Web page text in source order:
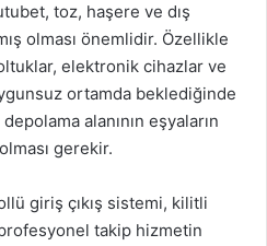
toz, haşere ve dış
olması önemlidir. Özellikle
elektronik cihazlar ve
ortamda beklediğinde
alanının eşyaların
gerekir.
giriş çıkış sistemi, kilitli
takip hizmetin